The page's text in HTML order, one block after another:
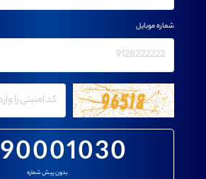
90001030
بدون پیش شماره
شماره موبایل